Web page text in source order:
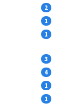
2
1
1
3
4
1
1